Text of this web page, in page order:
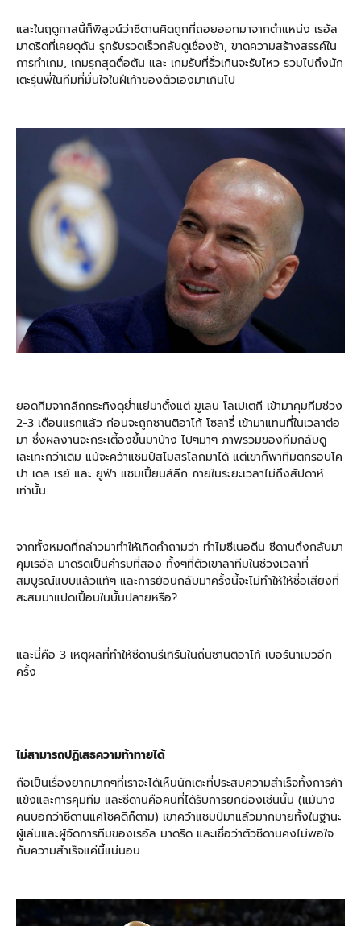
และในฤดูกาลนี้ก็พิสูจน์ว่าซีดานคิดถูกที่ถอยออกมาจากตำแหน่ง เรอัล
มาดริดที่เคยดุดัน รุกรับรวดเร็วกลับดูเชื่องช้า, ขาดความสร้างสรรค์ใน
การทำเกม, เกมรุกสุดตื้อตัน และ เกมรับที่รั่วเกินจะรับไหว รวมไปถึงนัก
เตะรุ่นพี่ในทีมที่มั่นใจในฝีเท้าของตัวเองมาเกินไป
ยอดทีมจากลีกกระทิงดุย่ำแย่มาตั้งแต่ ฆูเลน โลเปเตกี เข้ามาคุมทีมช่วง
2-3 เดือนแรกแล้ว ก่อนจะถูกซานติอาโก้ โซลารี่ เข้ามาแทนที่ในเวลาต่อ
มา ซึ่งผลงานจะกระเตี้องขึ้นมาบ้าง ไปๆมาๆ ภาพรวมของทีมกลับดู
เละเทะกว่าเดิม แม้จะคว้าแชมป์สโมสรโลกมาได้ แต่เขาก็พาทีมตกรอบโค
ปา เดล เรย์ และ ยูฟ่า แชมเปี้ยนส์ลีก ภายในระยะเวลาไม่ถึงสัปดาห์
เท่านั้น
จากทั้งหมดที่กล่าวมาทำให้เกิดคำถามว่า ทำไมซีเนอดีน ซีดานถึงกลับมา
คุมเรอัล มาดริดเป็นคำรบที่สอง ทั้งๆที่ตัวเขาลาทีมในช่วงเวลาที่
สมบูรณ์แบบแล้วแท้ๆ และการย้อนกลับมาครั้งนี้จะไม่ทำให้ให้ชื่อเสียงที่
สะสมมาแปดเปื้อนในบั้นปลายหรือ?
และนี่คือ 3 เหตุผลที่ทำให้ซีดานรีเทิร์นในถิ่นซานติอาโก้ เบอร์นาเบวอีก
ครั้ง
ไม่สามารถปฏิเสธความท้าทายได้
ถือเป็นเรื่องยากมากๆที่เราจะได้เห็นนักเตะที่ประสบความสำเร็จทั้งการค้า
แข้งและการคุมทีม และซีดานคือคนที่ได้รับการยกย่องเช่นนั้น (แม้บาง
คนบอกว่าซีดานแค่โชคดีก็ตาม) เขาคว้าแชมป์มาแล้วมากมายทั้งในฐานะ
ผู้เล่นและผู้จัดการทีมของเรอัล มาดริด และเชื่อว่าตัวซีดานคงไม่พอใจ
กับความสำเร็จแค่นี้แน่นอน